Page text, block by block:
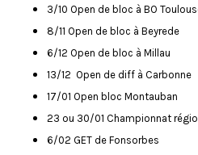
3/10 Open de bloc à BO
8/11 Open de bloc à Beyrede
6/12 Open de bloc à Millau
13/12 Open de diff à Carbonne
17/01 Open bloc Montauban
23 ou 30/01 Championnat
6/02 GET de Fonsorbes